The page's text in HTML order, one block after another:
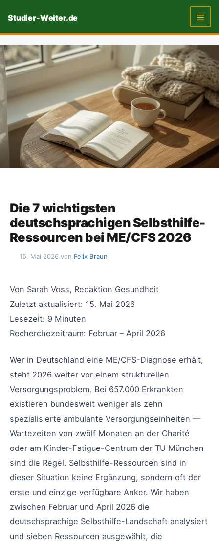
Inhalt
Studier-Weiter.de
Menü
Die 7 wichtigsten
deutschsprachigen Selbsthilfe-
Ressourcen bei ME/CFS 2026
15. Mai 2026 von Felix Braun
Von Sarah Voss, Redaktion Gesundheit
Zuletzt aktualisiert: 15. Mai 2026
Lesezeit: 9 Minuten
Recherchezeitraum: Februar – April 2026
Wer in Deutschland eine ME/CFS-Diagnose erhält,
steht 2026 weiter vor einem strukturellen
Versorgungsproblem. Bei 657.000 Erkrankten
existieren bundesweit weniger als zehn
spezialisierte ambulante Versorgungseinheiten —
Wartezeiten von zwölf Monaten an der Charité
oder am Kinder-Fatigue-Centrum der TU München
sind die Regel. Selbsthilfe-Ressourcen sind in
dieser Situation keine Ergänzung, sondern oft der
erste und einzige verfügbare Anker. Wir haben
zwischen Februar und April 2026 die
deutschsprachige Selbsthilfe-Landschaft analysiert
und sieben Ressourcen ausgewählt, die